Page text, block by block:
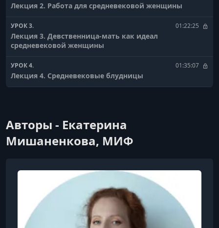
Лекция 2. Работа для средневековой женщины
УРОК 3. 01:22:25
Лекция 3. Девственница-мать как идеал
средневековой женщины
УРОК 4. 01:35:07
Лекция 4. Средневековые блудницы
Авторы - Екатерина
Мишаненкова, МИФ